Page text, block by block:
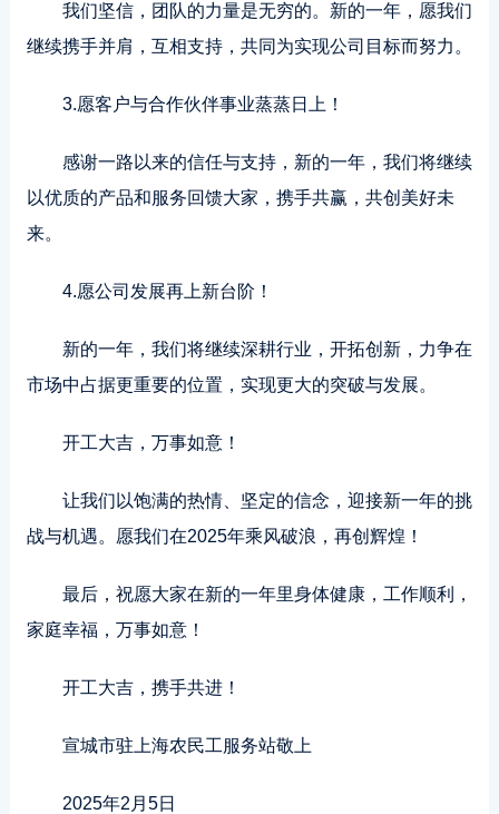
我们坚信，团队的力量是无穷的。新的一年，愿我们
继续携手并肩，互相支持，共同为实现公司目标而努力。
3.愿客户与合作伙伴事业蒸蒸日上！
感谢一路以来的信任与支持，新的一年，我们将继续
以优质的产品和服务回馈大家，携手共赢，共创美好未
来。
4.愿公司发展再上新台阶！
新的一年，我们将继续深耕行业，开拓创新，力争在
市场中占据更重要的位置，实现更大的突破与发展。
开工大吉，万事如意！
让我们以饱满的热情、坚定的信念，迎接新一年的挑
战与机遇。愿我们在2025年乘风破浪，再创辉煌！
最后，祝愿大家在新的一年里身体健康，工作顺利，
家庭幸福，万事如意！
开工大吉，携手共进！
宣城市驻上海农民工服务站敬上
2025年2月5日